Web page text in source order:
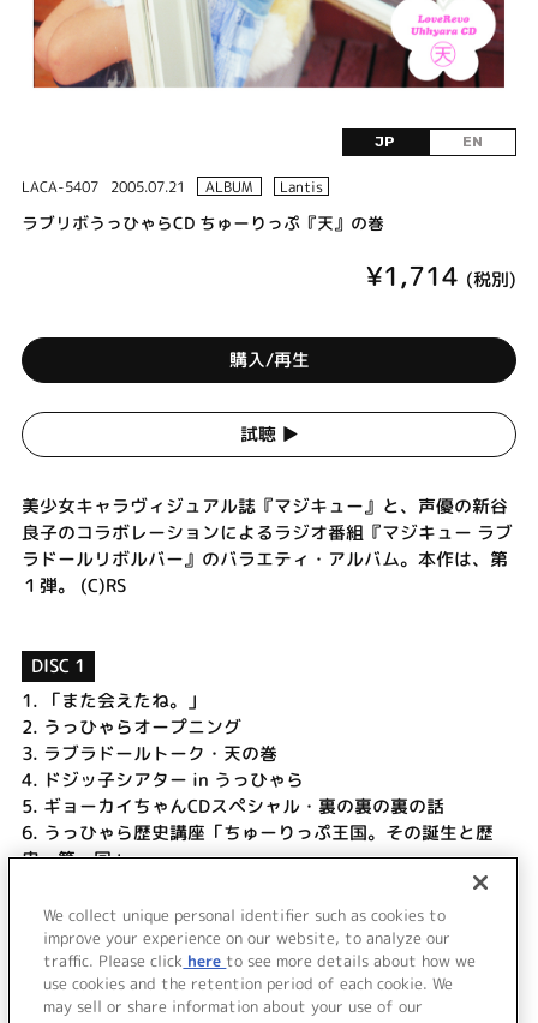
JP EN
LACA-5407 2005.07.21 ALBUM Lantis
ラブリボうっひゃらCD ちゅーりっぷ『天』の巻
¥1,714 (税別)
購入/再生
試聴 ▶︎
美少女キャラヴィジュアル誌『マジキュー』と、声優の新谷
良子のコラボレーションによるラジオ番組『マジキュー ラブ
ラドールリボルバー』のバラエティ・アルバム。本作は、第
１弾。 (C)RS
DISC 1
1.
「また会えたね。」
2. うっひゃらオープニング
3. ラブラドールトーク・天の巻
4. ドジッ子シアター in うっひゃら
5. ギョーカイちゃんCDスペシャル・裏の裏の裏の話
6. うっひゃら歴史講座「ちゅーりっぷ王国。その誕生と歴
史・第一回」
うっひゃらバイバイ
ボーナストラック 特報!「地の巻」
＜ BACK
We collect unique personal identifier such as cookies to
improve your experience on our website, to analyze our
traffic. Please click here to see more details about how we
use cookies and the retention period of each cookie. We
may sell or share information about your use of our